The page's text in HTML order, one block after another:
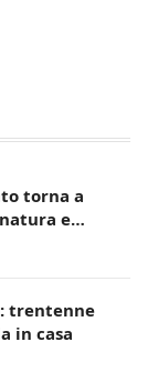
torna a
e
trentenne
in casa